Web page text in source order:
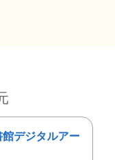
デジタルアー